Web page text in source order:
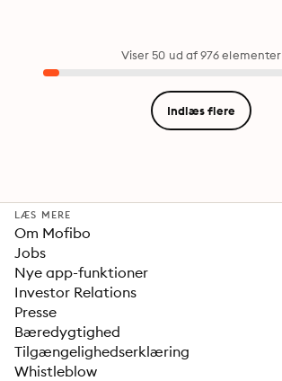
Viser 50 ud af 976 elementer
Indlæs flere
LÆS MERE
Om Mofibo
Jobs
Nye app-funktioner
Investor Relations
Presse
Bæredygtighed
Tilgængelighedserklæring
Whistleblow